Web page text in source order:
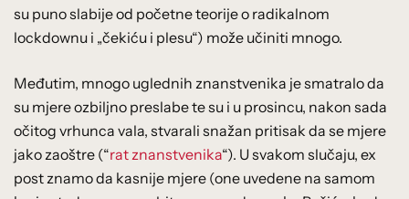
su puno slabije od početne teorije o radikalnom
lockdownu i „čekiću i plesu“) može učiniti mnogo.
Međutim, mnogo uglednih znanstvenika je smatralo da
su mjere ozbiljno preslabe te su i u prosincu, nakon sada
očitog vrhunca vala, stvarali snažan pritisak da se mjere
jako zaoštre (“rat znanstvenika“). U svakom slučaju, ex
post znamo da kasnije mjere (one uvedene na samom